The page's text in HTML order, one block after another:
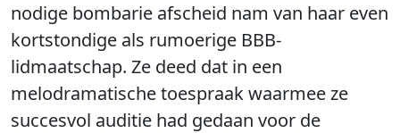
nodige bombarie afscheid nam van haar even
kortstondige als rumoerige BBB-
lidmaatschap. Ze deed dat in een
melodramatische toespraak waarmee ze
succesvol auditie had gedaan voor de